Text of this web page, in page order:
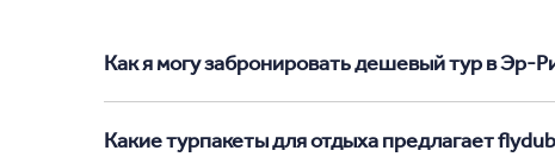
Как я могу забронировать дешевый тур в Эр-
Какие турпакеты для отдыха предлагает